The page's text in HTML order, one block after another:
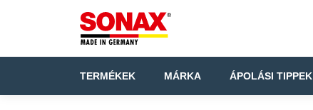
TERMÉKEK MÁRKA ÁPOLÁSI TIPPEK